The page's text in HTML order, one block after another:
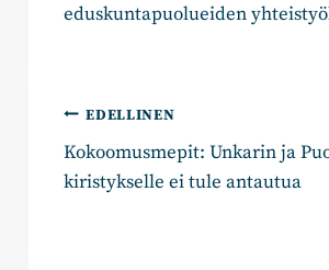
eduskuntapuolueiden
Artikkelien
selaus
EDELLINEN
Kokoomusmepit: Unkarin ja
kiristykselle ei tule antautua